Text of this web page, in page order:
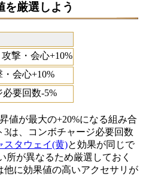
を厳選しよう
撃・会心+10%
会心+10%
要回数-5%
値が最大の+20%になる組み合
は、コンボチャージ必要回数
スタウェイ(黄)と効果が同じで
所が異なるため厳選しておく
他に効果値の高いアクセサリが